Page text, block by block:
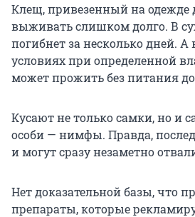
Клещ, привезенный на одежде
выживать слишком долго. В
погибнет за несколько дней.
условиях при определенной
может прожить без питания до
Кусают не только самки, но и
особи — нимфы. Правда,
и могут сразу незаметно
Нет доказательной базы, что
препараты, которые